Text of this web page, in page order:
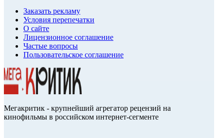
Заказать рекламу
Условия перепечатки
О сайте
Лицензионное соглашение
Частые вопросы
Пользовательское соглашение
Мегакритик - крупнейший агрегатор рецензий на
кинофильмы в российском интернет-сегменте